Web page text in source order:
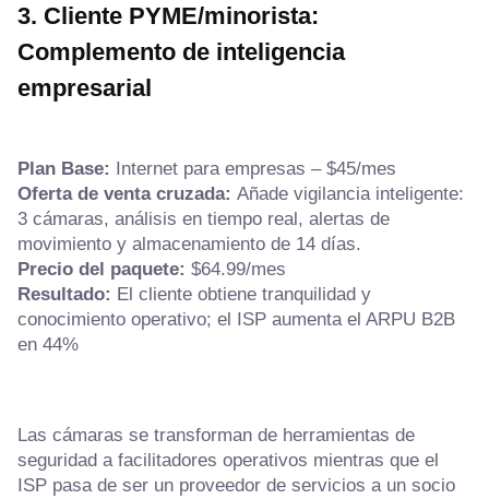
3. Cliente PYME/minorista:
Complemento de inteligencia
empresarial
Plan Base: Internet para empresas – $45/mes
Oferta de venta cruzada: Añade vigilancia inteligente:
3 cámaras, análisis en tiempo real, alertas de
movimiento y almacenamiento de 14 días.
Precio del paquete: $64.99/mes
Resultado: El cliente obtiene tranquilidad y
conocimiento operativo; el ISP aumenta el ARPU B2B
en 44%
Las cámaras se transforman de herramientas de
seguridad a facilitadores operativos mientras que el
ISP pasa de ser un proveedor de servicios a un socio